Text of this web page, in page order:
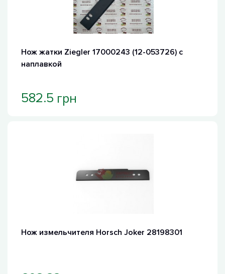
Нож жатки Ziegler 17000243 (12-053726) с
наплавкой
582.5 грн
Нож измельчителя Horsch Joker 28198301